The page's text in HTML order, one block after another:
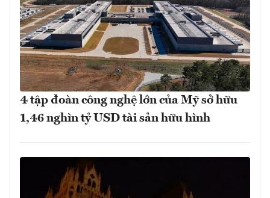
4 tập đoàn công nghệ lớn của Mỹ sở hữu
1,46 nghìn tỷ USD tài sản hữu hình